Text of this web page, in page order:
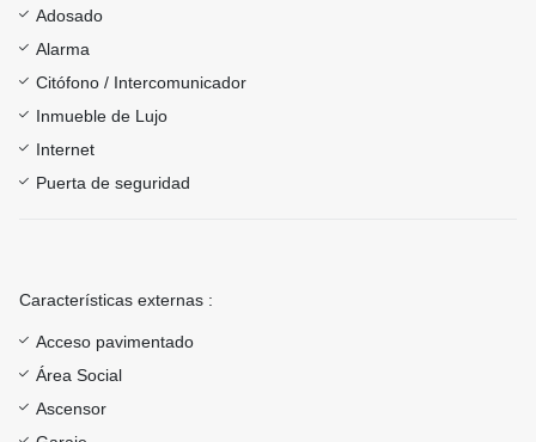
Adosado
Alarma
Citófono / Intercomunicador
Inmueble de Lujo
Internet
Puerta de seguridad
Características externas :
Acceso pavimentado
Área Social
Ascensor